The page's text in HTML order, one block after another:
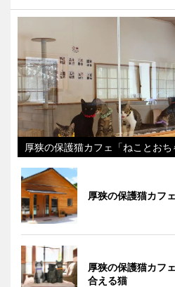
厚狭の保護猫カフェ「ねことおち
厚狭の保護猫カフ
厚狭の保護猫カフ
合える猫